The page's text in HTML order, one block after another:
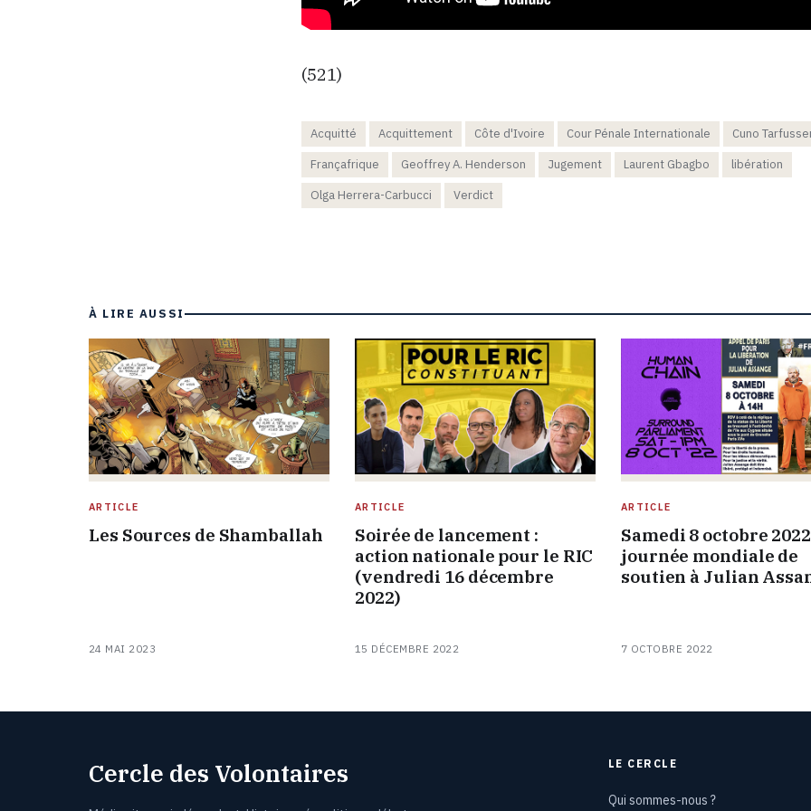
(521)
Acquitté Acquittement Côte d'Ivoire Cour Pénale Internationale
Cuno
Françafrique
Geoffrey A. Henderson Jugement Laurent Gbagbo
libération
Olga Herrera-Carbucci
Verdict
À LIRE AUSSI
ARTICLE
Les Sources de Shamballah
24 MAI 2023
ARTICLE
Soirée de lancement :
action nationale pour le RIC
(vendredi 16 décembre
2022)
15 DÉCEMBRE 2022
ARTICLE
Samedi 8 octobre
journée mondiale de
soutien à Julian
7 OCTOBRE 2022
Cercle des Volontaires LE CERCLE
Qui sommes-nous ?